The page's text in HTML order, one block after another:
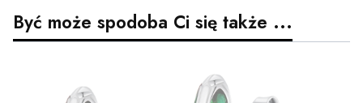
Być może spodoba Ci się także ...